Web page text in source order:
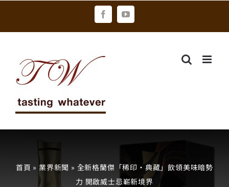
FacebookYouTube
首頁 » 業界新聞 » 全新格蘭傑「稀印‧典藏」飲領美味暗勢
力 開啟威士忌嶄新境界